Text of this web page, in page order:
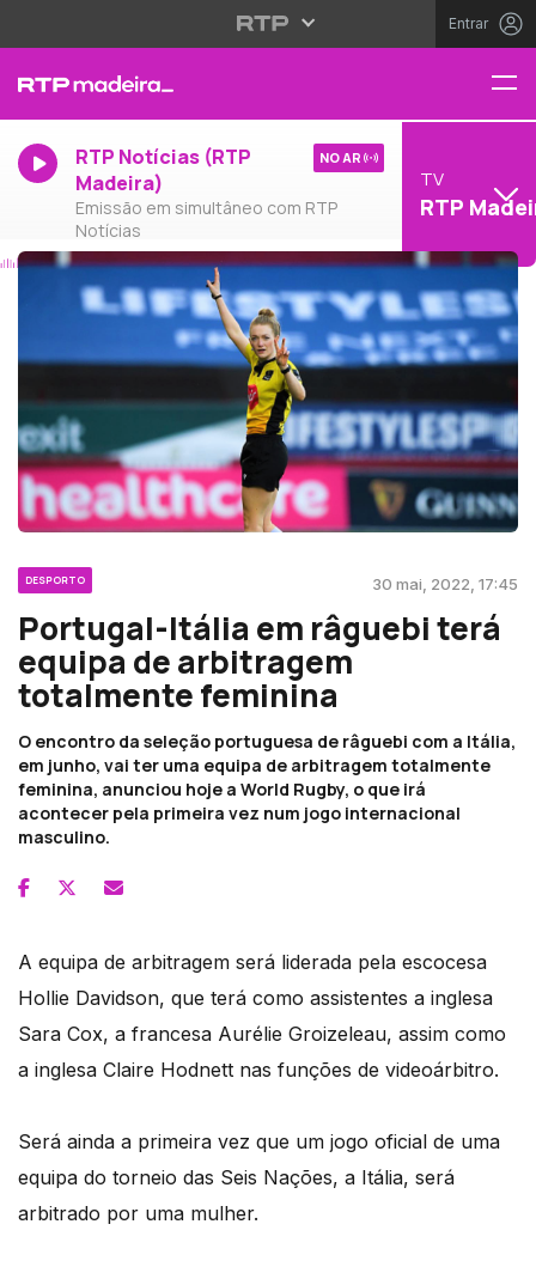
Entrar
RTP Notícias (RTP
Madeira)
Emissão em simultâneo com RTP
Notícias
NO AR
TV
RTP
DESPORTO 30 mai, 2022, 17:45
Portugal-Itália em râguebi terá
equipa de arbitragem
totalmente feminina
O encontro da seleção portuguesa de râguebi com a Itália,
em junho, vai ter uma equipa de arbitragem totalmente
feminina, anunciou hoje a World Rugby, o que irá
acontecer pela primeira vez num jogo internacional
masculino.
A equipa de arbitragem será liderada pela escocesa
Hollie Davidson, que terá como assistentes a inglesa
Sara Cox, a francesa Aurélie Groizeleau, assim como
a inglesa Claire Hodnett nas funções de videoárbitro.
Será ainda a primeira vez que um jogo oficial de uma
equipa do torneio das Seis Nações, a Itália, será
arbitrado por uma mulher.